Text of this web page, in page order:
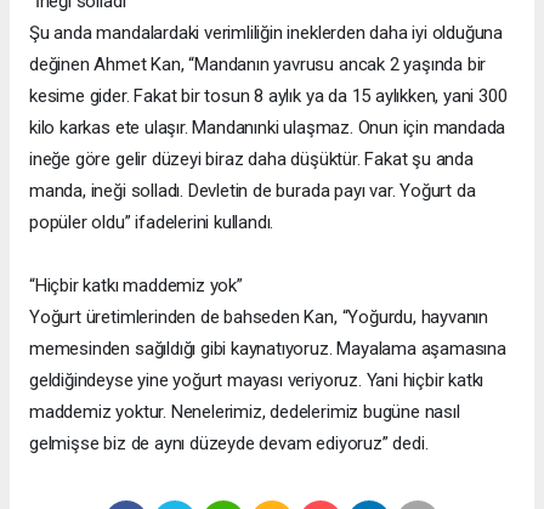
Şu anda mandalardaki verimliliğin ineklerden daha iyi olduğuna
değinen Ahmet Kan, “Mandanın yavrusu ancak 2 yaşında bir
kesime gider. Fakat bir tosun 8 aylık ya da 15 aylıkken, yani 300
kilo karkas ete ulaşır. Mandanınki ulaşmaz. Onun için mandada
ineğe göre gelir düzeyi biraz daha düşüktür. Fakat şu anda
manda, ineği solladı. Devletin de burada payı var. Yoğurt da
popüler oldu” ifadelerini kullandı.
“Hiçbir katkı maddemiz yok”
Yoğurt üretimlerinden de bahseden Kan, “Yoğurdu, hayvanın
memesinden sağıldığı gibi kaynatıyoruz. Mayalama aşamasına
geldiğindeyse yine yoğurt mayası veriyoruz. Yani hiçbir katkı
maddemiz yoktur. Nenelerimiz, dedelerimiz bugüne nasıl
gelmişse biz de aynı düzeyde devam ediyoruz” dedi.